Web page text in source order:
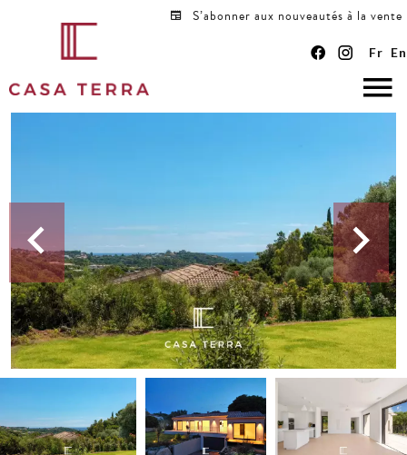
S’abonner aux nouveautés à la vente
Fr En